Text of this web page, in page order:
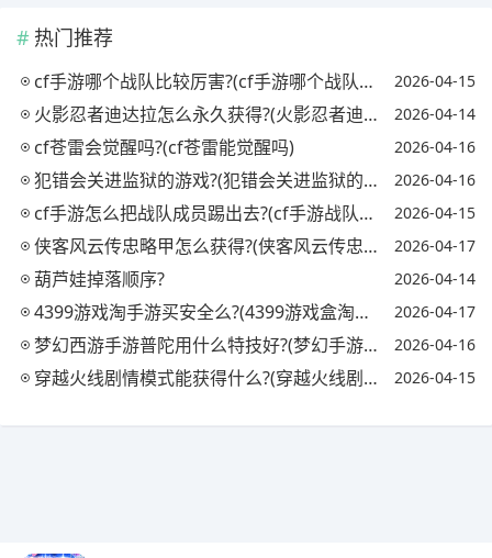
热门推荐
cf手游哪个战队比较厉害?(cf手游哪个战队最强) 2026-04-15
火影忍者迪达拉怎么永久获得?(火影忍者迪达拉怎么获取) 2026-04-14
cf苍雷会觉醒吗?(cf苍雷能觉醒吗) 2026-04-16
犯错会关进监狱的游戏?(犯错会关进监狱的游戏吗) 2026-04-16
cf手游怎么把战队成员踢出去?(cf手游战队怎么踢人) 2026-04-15
侠客风云传忠略甲怎么获得?(侠客风云传忠略甲对自己) 2026-04-17
葫芦娃掉落顺序? 2026-04-14
4399游戏淘手游买安全么?(4399游戏盒淘号有用吗) 2026-04-17
梦幻西游手游普陀用什么特技好?(梦幻手游普陀必备特技) 2026-04-16
穿越火线剧情模式能获得什么?(穿越火线剧情模式怎么过) 2026-04-15